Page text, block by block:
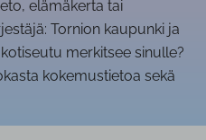
elämäkerta tai
Tornion kaupunki ja
merkitsee sinulle?
kokemustietoa sekä